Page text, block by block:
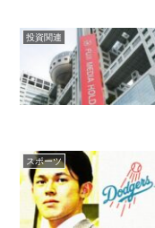
投資関連
スポーツ